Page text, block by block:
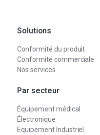
Solutions
Conformité du produit
Conformité commerciale
Nos services
Par secteur
Équipement médical
Électronique
Equipement Industriel